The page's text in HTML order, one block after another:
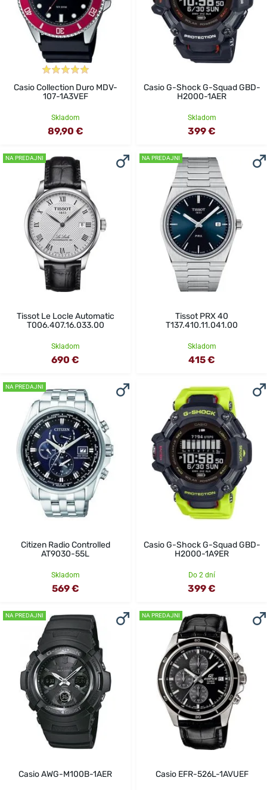
Casio Collection Duro MDV-
107-1A3VEF
Skladom
89,90 €
Casio G-Shock G-Squad GBD-
H2000-1AER
Skladom
399 €
NA PREDAJNI
Tissot Le Locle Automatic
T006.407.16.033.00
Skladom
690 €
NA PREDAJNI
Tissot PRX 40
T137.410.11.041.00
Skladom
415 €
NA PREDAJNI
Citizen Radio Controlled
AT9030-55L
Skladom
569 €
Casio G-Shock G-Squad GBD-
H2000-1A9ER
Do 2 dní
399 €
NA PREDAJNI
Casio AWG-M100B-1AER
NA PREDAJNI
Casio EFR-526L-1AVUEF